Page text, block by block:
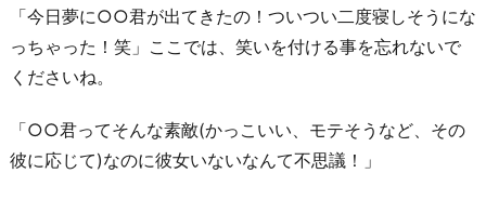
ニ
ッ
ク
ハ
ー
「今日夢に○○君が出てきたの！ついつい二度寝しそうにな
っちゃった！笑」ここでは、笑いを付ける事を忘れないで
くださいね。
「○○君ってそんな素敵(かっこいい、モテそうなど、その
彼に応じて)なのに彼女いないなんて不思議！」